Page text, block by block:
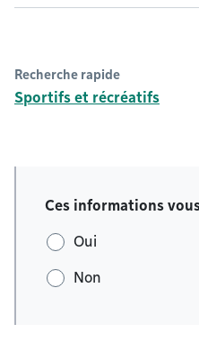
Recherche rapide
Sportifs et récréatifs
Ces informations
Oui
Non